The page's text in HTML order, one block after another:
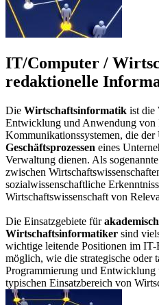
IT/Computer /
redaktionelle
Die Wirtschaftsinformatik ist die
Entwicklung und Anwendung von
Kommunikationssystemen, die der
Geschäftsprozessen eines
Verwaltung dienen. Als
zwischen
sozialwissenschaftliche
Wirtschaftswissenschaft von
Die Einsatzgebiete für
Wirtschaftsinformatiker sind
wichtige leitende Positionen im IT-
möglich, wie die strategische oder
Programmierung und
typischen Einsatzbereich von